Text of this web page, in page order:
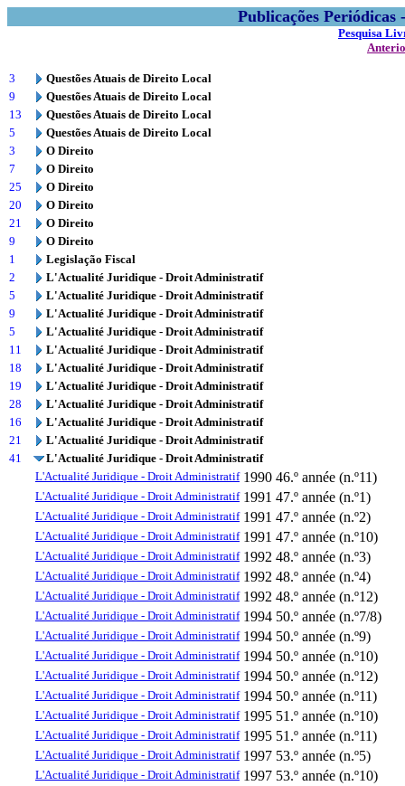
Publicações
Pesquisa
3
Questões Atuais de Direito Local
9
Questões Atuais de Direito Local
13
Questões Atuais de Direito Local
5
Questões Atuais de Direito Local
3
O Direito
7
O Direito
25
O Direito
20
O Direito
21
O Direito
9
O Direito
1
Legislação Fiscal
2
L'Actualité Juridique - Droit Administratif
5
L'Actualité Juridique - Droit Administratif
9
L'Actualité Juridique - Droit Administratif
5
L'Actualité Juridique - Droit Administratif
11
L'Actualité Juridique - Droit Administratif
18
L'Actualité Juridique - Droit Administratif
19
L'Actualité Juridique - Droit Administratif
28
L'Actualité Juridique - Droit Administratif
16
L'Actualité Juridique - Droit Administratif
21
L'Actualité Juridique - Droit Administratif
41
L'Actualité Juridique - Droit Administratif
L'Actualité Juridique - Droit Administratif 1990 46.º année (n.º11)
L'Actualité Juridique - Droit Administratif 1991 47.º année (n.º1)
L'Actualité Juridique - Droit Administratif 1991 47.º année (n.º2)
L'Actualité Juridique - Droit Administratif 1991 47.º année (n.º10)
L'Actualité Juridique - Droit Administratif 1992 48.º année (n.º3)
L'Actualité Juridique - Droit Administratif 1992 48.º année (n.º4)
L'Actualité Juridique - Droit Administratif 1992 48.º année (n.º12)
L'Actualité Juridique - Droit Administratif 1994 50.º année (n.º7/8)
L'Actualité Juridique - Droit Administratif 1994 50.º année (n.º9)
L'Actualité Juridique - Droit Administratif 1994 50.º année (n.º10)
L'Actualité Juridique - Droit Administratif 1994 50.º année (n.º12)
L'Actualité Juridique - Droit Administratif 1994 50.º année (n.º11)
L'Actualité Juridique - Droit Administratif 1995 51.º année (n.º10)
L'Actualité Juridique - Droit Administratif 1995 51.º année (n.º11)
L'Actualité Juridique - Droit Administratif 1997 53.º année (n.º5)
L'Actualité Juridique - Droit Administratif 1997 53.º année (n.º10)